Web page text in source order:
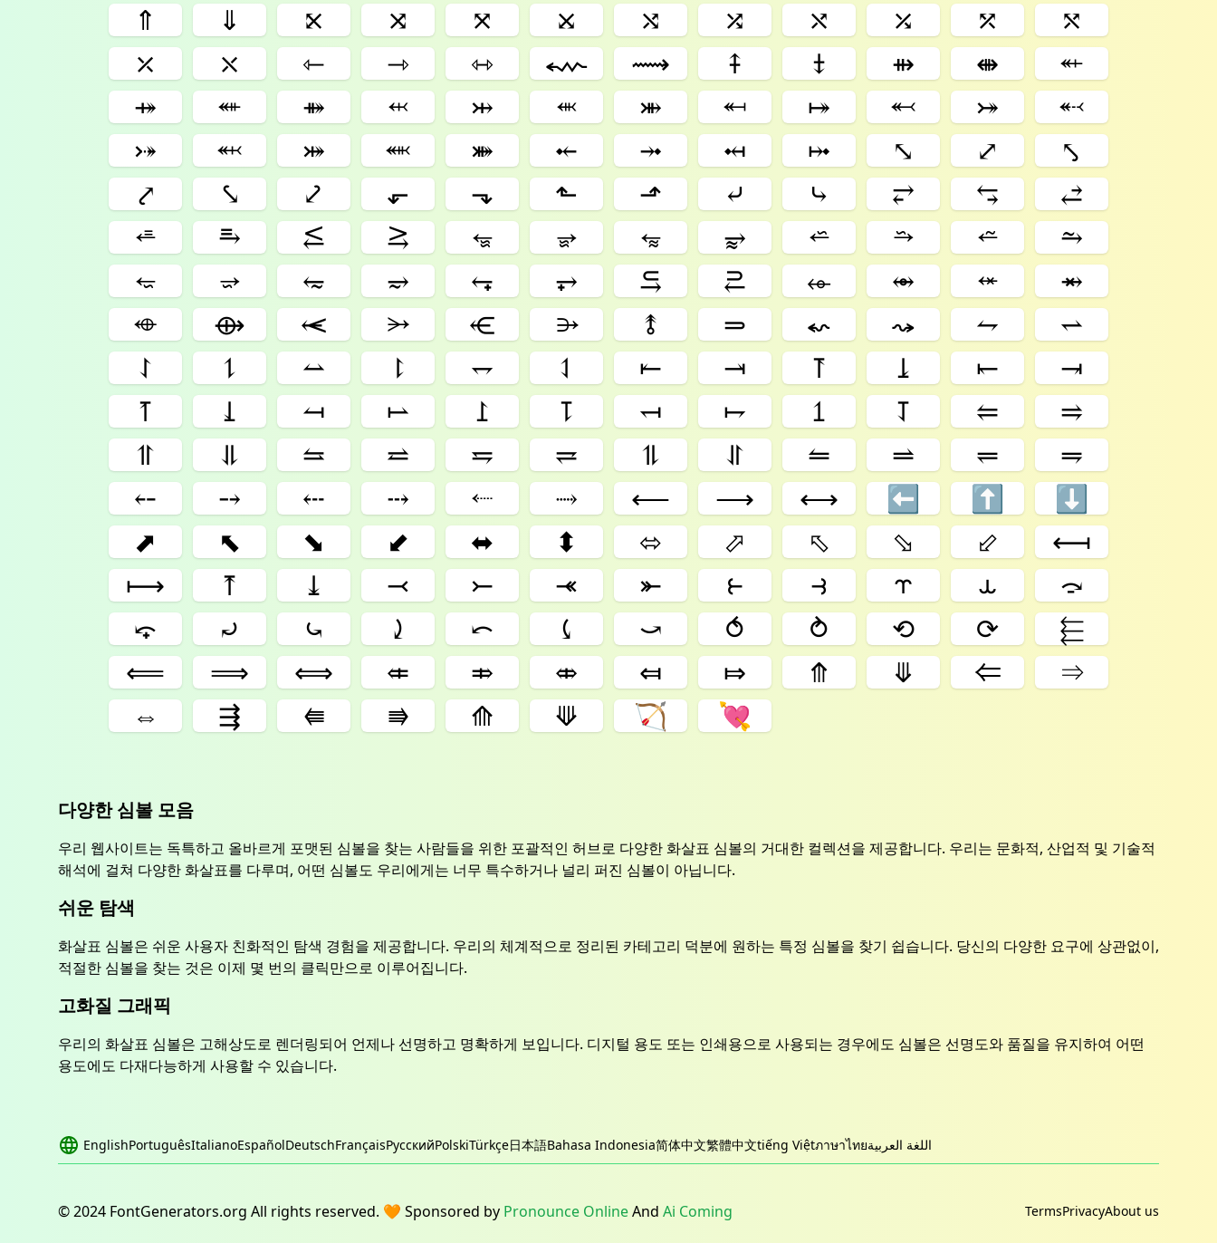
⇑
⇓ ⤪ ⤨ ⤧ ⤩ ⤭ ⤮ ⤯ ⤰ ⤱
⤲
⤫
⤬ ⇽ ⇾ ⇿ ⬳ ⟿ ⤉ ⤈ ⇻ ⇼
⬴
⤀
⬵ ⤁ ⬹ ⤔ ⬺ ⤕ ⬶ ⤅ ⬻ ⤖
⬷
⤐
⬼ ⤗ ⬽ ⤘ ⤝ ⤞ ⤟ ⤠ ⤡ ⤢
⤣
⤤
⤥ ⤦ ⬐ ⬎ ⬑ ⬏ ⤶ ⤷ ⥂ ⥃
⥄
⭀
⥱ ⥶ ⥸ ⭂ ⭈ ⭊ ⥵ ⭁ ⭇ ⭉
⥲
⭋
⭌ ⥳ ⥴ ⥆ ⥅ ⥹ ⥻ ⬰ ⥈ ⬾
⥇
⬲
⟴ ⥷ ⭃ ⥺ ⭄ ⥉ ⥰ ⬿ ⤳ ⥊
⥋
⥌
⥍ ⥎ ⥏ ⥐ ⥑ ⥒ ⥓ ⥔ ⥕ ⥖
⥗
⥘
⥙ ⥚ ⥛ ⥜ ⥝ ⥞ ⥟ ⥠ ⥡ ⥢
⥤
⥣
⥥ ⥦ ⥨ ⥧ ⥩ ⥮ ⥯ ⥪ ⥬ ⥫
⥭
⤌
⤍ ⤎ ⤏ ⬸ ⤑ ⟵ ⟶ ⟷ ⬅ ⬆
⬇
⬈
⬉ ⬊ ⬋ ⬌ ⬍ ⬄ ⬀ ⬁ ⬂ ⬃
⟻
⟼
⤒ ⤓ ⤙ ⤚ ⤛ ⤜ ⥼ ⥽ ⥾ ⥿
⤼
⤽
⤾ ⤿ ⤸ ⤺ ⤹ ⤻ ⥀ ⥁ ⟲ ⟳
⬱
⟸
⟹ ⟺ ⤂ ⤃ ⤄ ⤆ ⤇ ⤊ ⤋ ⇐
⇒
⇔
⇶ ⭅ ⭆ ⟰ ⟱ 🏹 💘
다양한 심볼 모음
우리 웹사이트는 독특하고 올바르게 포맷된 심볼을 찾는 사람들을 위한 포괄적인 허브로 다양한 화살표 심볼의 거대한 컬렉션을 제공합니다. 우리는 문화적, 산업적 및 기술적
해석에 걸쳐 다양한 화살표를 다루며, 어떤 심볼도 우리에게는 너무 특수하거나 널리 퍼진 심볼이 아닙니다.
쉬운 탐색
화살표 심볼은 쉬운 사용자 친화적인 탐색 경험을 제공합니다. 우리의 체계적으로 정리된 카테고리 덕분에 원하는 특정 심볼을 찾기 쉽습니다. 당신의 다양한 요구에 상관없이,
적절한 심볼을 찾는 것은 이제 몇 번의 클릭만으로 이루어집니다.
고화질 그래픽
우리의 화살표 심볼은 고해상도로 렌더링되어 언제나 선명하고 명확하게 보입니다. 디지털 용도 또는 인쇄용으로 사용되는 경우에도 심볼은 선명도와 품질을 유지하여 어떤
용도에도 다재다능하게 사용할 수 있습니다.
EnglishPortuguêsItalianoEspañolDeutschFrançaisРусскийPolskiTürkçe日本語Bahasa Indonesia简体中文繁體中文tiếng Việtภาษาไทยاللغة العربية
© 2024 FontGenerators.org All rights reserved. 🧡 Sponsored by Pronounce OnlineAnd Ai Coming TermsPrivacyAbout us